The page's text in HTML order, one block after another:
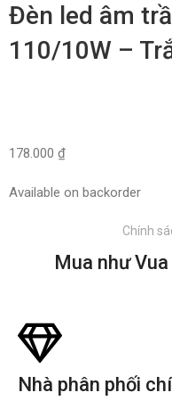
Đèn led âm
110/10W –
178.000 ₫
Available on backorder
Chính
Mua như
Nhà phân phối